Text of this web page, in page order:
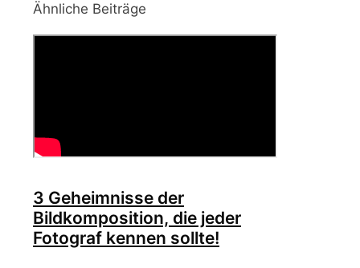
Ähnliche Beiträge
3 Geheimnisse der
Bildkomposition, die jeder
Fotograf kennen sollte!